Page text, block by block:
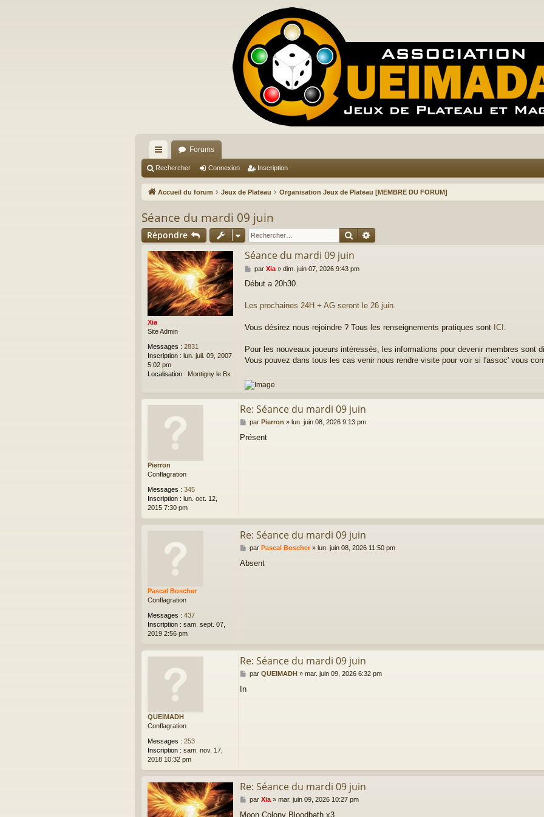
ac
co
ci
s
Forums
Rechercher Connexion Inscription
Accueil du forum Jeux de Plateau Organisation Jeux de Plateau [MEMBRE DU FORUM]
Séance du mardi 09 juin
Répondre Rechercher
Xia
Site Admin
Messages : 2831
Inscription : lun. juil. 09, 2007
5:02 pm
Localisation : Montigny le Bx
Séance du mardi 09 juin
M
s
a
par Xia» dim. juin 07, 2026 9:43 pm
Début a 20h30.
Les prochaines 24H + AG seront le 26 juin.
Vous désirez nous rejoindre ? Tous les renseignements pratiques sont ICI .
Pour les nouveaux joueurs intéressés, les informations pour devenir membres sont
Vous pouvez dans tous les cas venir nous rendre visite pour voir si l'assoc' vous
Pierron
Conflagration
Messages : 345
Inscription : lun. oct. 12,
2015 7:30 pm
Re: Séance du mardi 09 juin
M
s
par Pierron » lun. juin 08, 2026 9:13 pm
Présent
Pascal Boscher
Conflagration
Messages : 437
Inscription : sam. sept. 07,
2019 2:56 pm
Re: Séance du mardi 09 juin
M
s
par Pascal Boscher» lun. juin 08, 2026 11:50 pm
Absent
QUEIMADH
Conflagration
Messages : 253
Inscription : sam. nov. 17,
2018 10:32 pm
Re: Séance du mardi 09 juin
M
par QUEIMADH » mar. juin 09, 2026 6:32 pm
In
Re: Séance du mardi 09 juin
M
par Xia» mar. juin 09, 2026 10:27 pm
Moon Colony Bloodbath x3